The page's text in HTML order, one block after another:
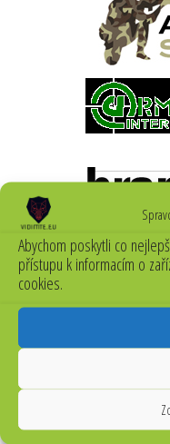
Abychom poskytli co
přístupu k informacím o
cookies.